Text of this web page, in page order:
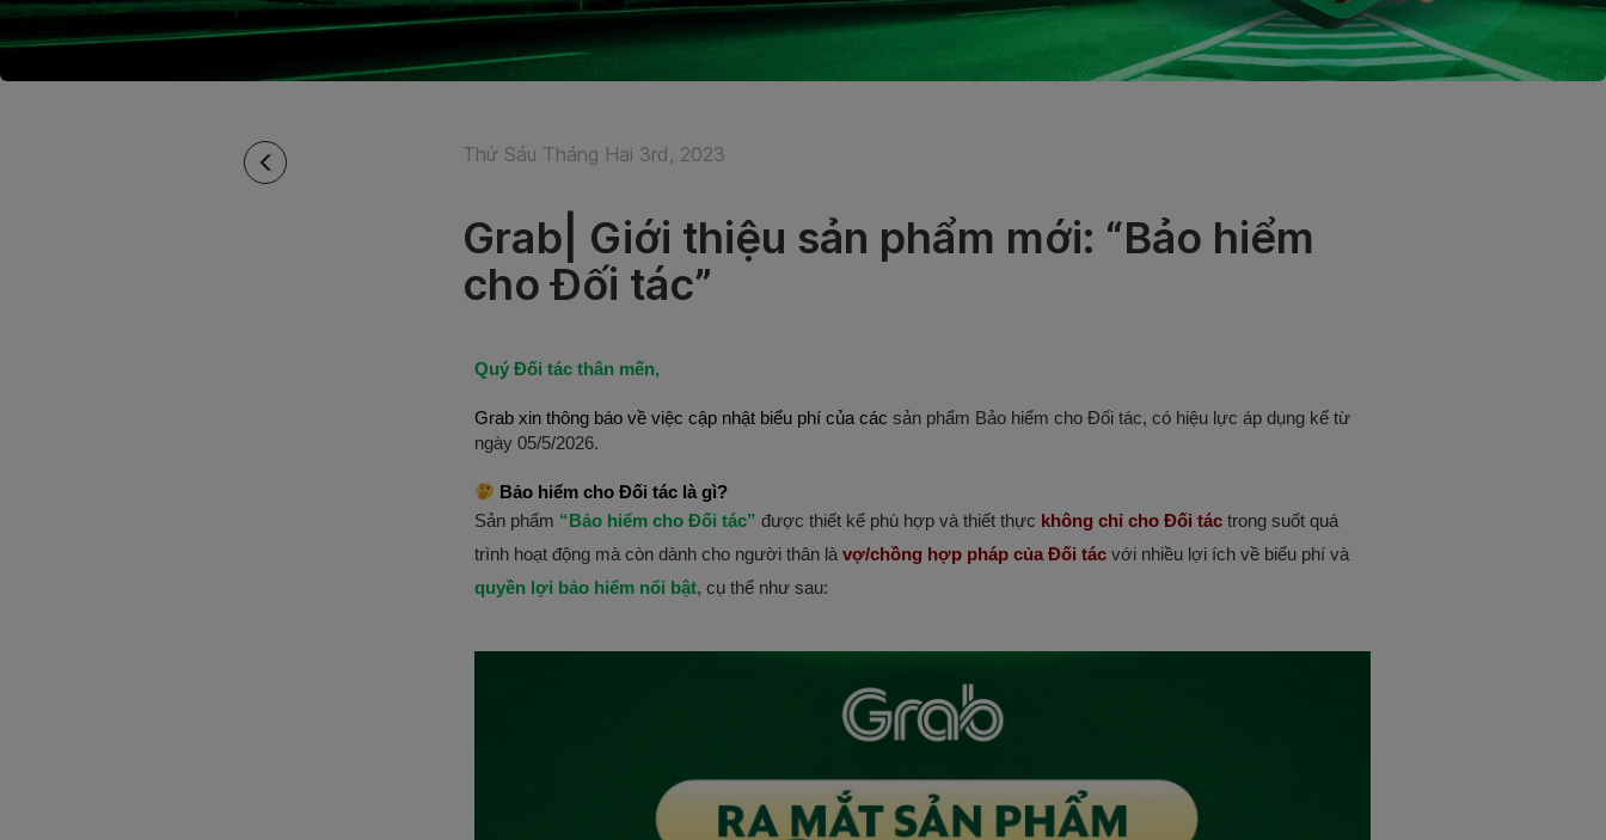
Thứ Sáu Tháng Hai 3rd, 2023
Grab| Giới thiệu sản phẩm mới: “Bảo hiểm
cho Đối tác”
Quý Đối tác thân mến,
Grab xin thông báo về việc cập nhật biểu phí của các sản phẩm Bảo hiểm cho Đối tác, có hiệu lực áp dụng kể từ
ngày 05/5/2026.
Bảo hiểm cho Đối tác là gì?
Sản phẩm “Bảo hiểm cho Đối tác” được thiết kế phù hợp và thiết thực không chỉ cho Đối tác trong suốt quá
trình hoạt động mà còn dành cho người thân là vợ/chồng hợp pháp của Đối tác
quyền lợi bảo hiểm nổi bật, cụ thể như sau: